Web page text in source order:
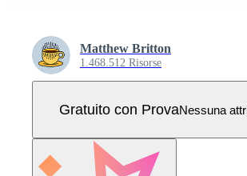
Matthew Britton
1.468.512 Risorse
Gratuito con ProvaNessuna